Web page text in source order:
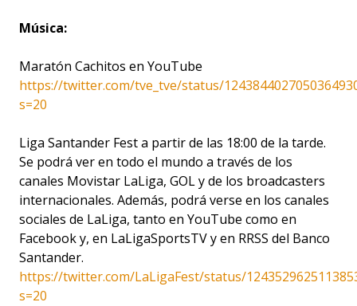
Música:
Maratón Cachitos en YouTube
https://twitter.com/tve_tve/status/
s=20
Liga Santander Fest a partir de las 18:00 de la tarde.
Se podrá ver en todo el mundo a través de los
canales Movistar LaLiga, GOL y de los broadcasters
internacionales. Además, podrá verse en los canales
sociales de LaLiga, tanto en YouTube como en
Facebook y, en LaLigaSportsTV y en RRSS del Banco
Santander.
https://twitter.com/LaLigaFest/status/
s=20